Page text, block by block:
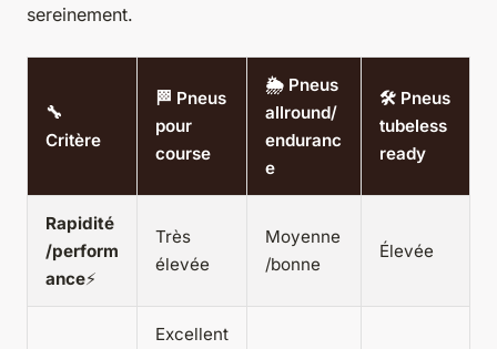
sereinement.
🔧
Critère
🏁 Pneus
pour
course
🌦️ Pneus
allround/
enduranc
e
🛠️ Pneus
tubeless
ready
Rapidité
/perform
ance⚡
Très
élevée
Moyenne
/bonne
Élevée
Excellent